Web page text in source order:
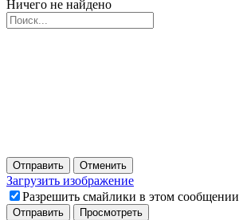
Ничего не найдено
Отправить Отменить
Загрузить изображение
Разрешить смайлики в этом сообщении